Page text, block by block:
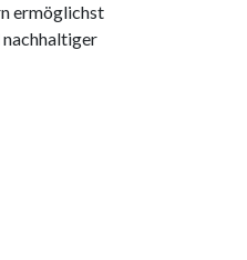
ermöglichst
nachhaltiger